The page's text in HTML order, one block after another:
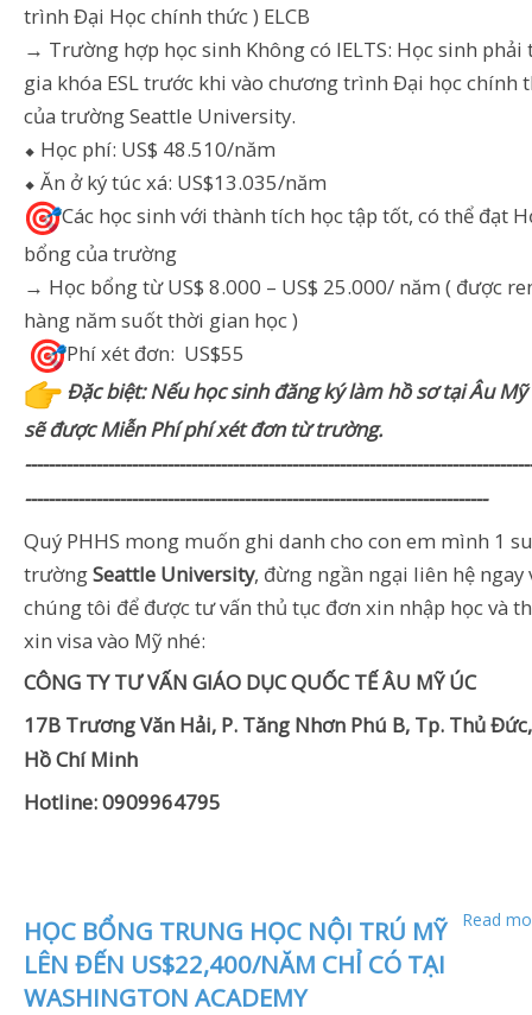
trình Đại Học chính thức ) ELCB
→ Trường hợp học sinh Không có IELTS: Học sinh phải
gia khóa ESL trước khi vào chương trình Đại học chính
của trường Seattle University.
⬥ Học phí: US$ 48.510/năm
⬥ Ăn ở ký túc xá: US$13.035/năm
Các học sinh với thành tích học tập tốt, có thể đạt
bổng của trường
→ Học bổng từ US$ 8.000 – US$ 25.000/ năm ( được
hàng năm suốt thời gian học )
Phí xét đơn: US$55
Đặc biệt: Nếu học sinh đăng ký làm hồ sơ tại Âu Mỹ
sẽ được Miễn Phí phí xét đơn từ trường.
------------------------------------------------------------------------------
Quý PHHS mong muốn ghi danh cho con em mình 1
trườngSeattle University, đừng ngần ngại liên hệ ngay
chúng tôi để được tư vấn thủ tục đơn xin nhập học và
xin visa vào Mỹ nhé:
CÔNG TY TƯ VẤN GIÁO DỤC QUỐC TẾ ÂU MỸ ÚC
17B Trương Văn Hải, P. Tăng Nhơn Phú B, Tp. Thủ
Hồ Chí Minh
Hotline: 0909964795
Read
HỌC BỔNG TRUNG HỌC NỘI TRÚ MỸ
LÊN ĐẾN US$22,400/NĂM CHỈ CÓ TẠI
WASHINGTON ACADEMY